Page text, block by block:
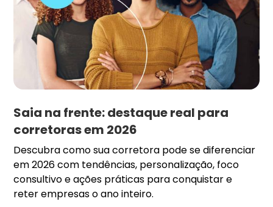
Saia na frente: destaque real para
corretoras em 2026
Descubra como sua corretora pode se diferenciar
em 2026 com tendências, personalização, foco
consultivo e ações práticas para conquistar e
reter empresas o ano inteiro.